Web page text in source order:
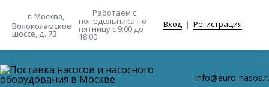
г. Москва,
Волоколамское
шоссе, д. 73
Работаем с
понедельника по
пятницу с 9:00 до
18:00
Вход | Регистрация
info@euro-